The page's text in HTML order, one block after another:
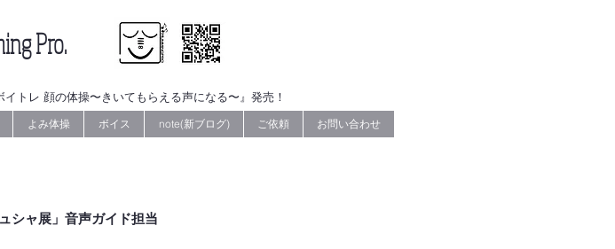
Pro.
トレ 顔の体操〜きいてもらえる声になる〜』発売！
よみ体操 ボイス note(新ブログ) ご依頼 お問い合わせ
シャ展」音声ガイド担当